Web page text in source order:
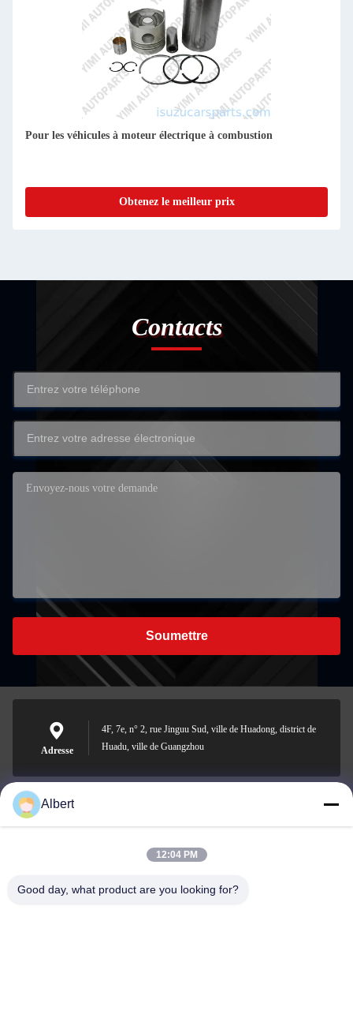
Pour les véhicules à moteur électrique à combustion
Obtenez le meilleur prix
Contacts
Soumettre
Adresse
4F, 7e, n° 2, rue Jinguu Sud, ville de Huadong, district de
Huadu, ville de Guangzhou
james@yimiautoparts.com
Albert
12:04 PM
Good day, what product are you looking for?